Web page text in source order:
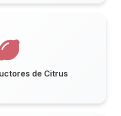
de Citrus